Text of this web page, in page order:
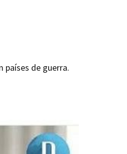
países de guerra.